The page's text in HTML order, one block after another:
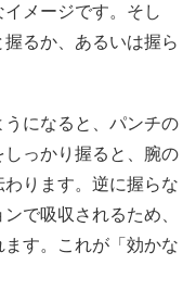
メージです。そし
るか、あるいは握ら
になると、パンチの
っかり握ると、腕の
ります。逆に握らな
で吸収されるため、
す。これが「効かな